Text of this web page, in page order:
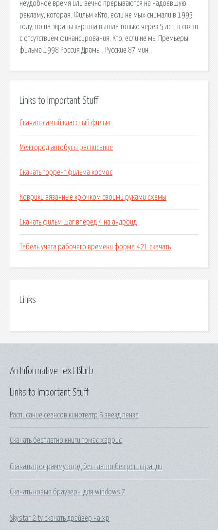
неудобное время или вечно прерываются на надоевшую
рекламу, которая. Фильм «Кто, если не мы» снимали в 1993
году, но на экраны картина вышла только через 5 лет, в связи
с отсутствием финансирования. Кто, если не мы Премьеры
фильма 1998 Россия Драмы , Русские 87 мин.
Links to Important Stuff
Скачать самый классный фильм
Межгород автобусы расписание
Скачать торрент фильма космос
Коврики вязанные крючком своими руками схемы
Скачать фильм шаг вперед 4 на андроид
Табель учета рабочего времени форма 421 скачать
Links
Links to Important Stuff
Расписание сеансов кинотеатр 5 звезд пенза
Скачать бесплатно книги томас харрис
Скачать программу ворд бесплатно без регистрации
Скачать новые браузеры для windows 7
Skystar 2 tv скачать драйвер на xp
An Informative Text Blurb